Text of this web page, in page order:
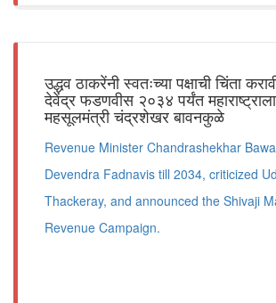
उद्धव ठाकरेंनी स्वतःच्या पक्षाची चिंता
देवेंद्र फडणवीस २०३४ पर्यंत
महसूलमंत्री चंद्रशेखर बावनकुळे
Revenue Minister Chandrashekhar
Devendra Fadnavis till 2034, criticized
Thackeray, and announced the Shivaji
Revenue Campaign.